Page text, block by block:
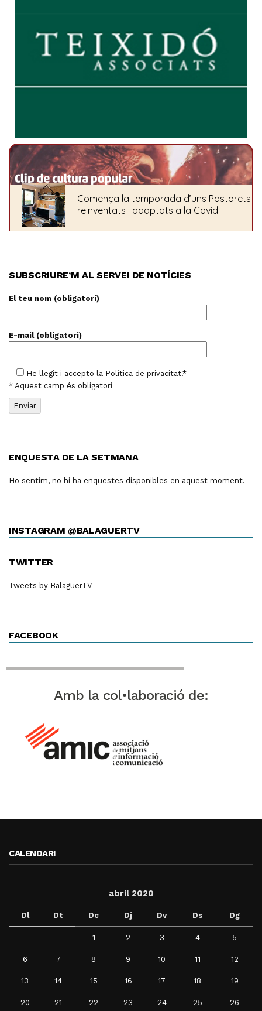
SUBSCRIURE’M AL SERVEI DE NOTÍCIES
El teu nom (obligatori)
E-mail (obligatori)
He llegit i accepto la Política de privacitat.*
* Aquest camp és obligatori
ENQUESTA DE LA SETMANA
Ho sentim, no hi ha enquestes disponibles en aquest moment.
INSTAGRAM @BALAGUERTV
TWITTER
Tweets by BalaguerTV
FACEBOOK
Amb la col•laboració de:
CALENDARI
abril 2020
Dl Dt Dc Dj Dv Ds Dg
1 2 3 4 5
6 7 8 9 10 11 12
13 14 15 16 17 18 19
20 21 22 23 24 25 26